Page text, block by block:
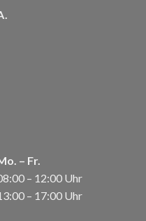
– Fr.
– 12:00 Uhr
– 17:00 Uhr